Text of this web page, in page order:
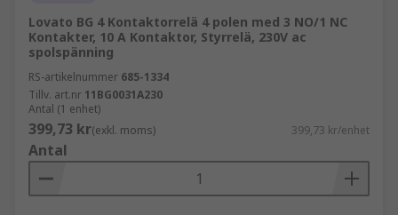
Lovato BG 4 Kontaktorrelä 4 polen med 3 NO/1 NC
Kontakter, 10 A Kontaktor, Styrrelä, 230V ac
spolspänning
RS-artikelnummer 685-1334
Tillv. art.nr 11BG0031A230
Antal (1 enhet)
399,73 kr(exkl. moms) 399,73 kr/enhet
Antal